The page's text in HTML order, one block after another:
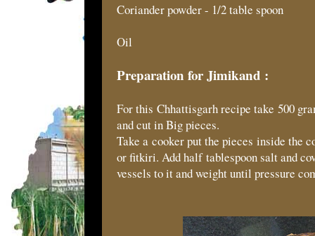
Coriander powder - 1/2 table spoon
Oil
Preparation for Jimikand :
For this Chhattisgarh recipe take 500
and cut in Big pieces.
Take a cooker put the pieces inside the
or fitkiri. Add half tablespoon salt and
vessels to it and weight until pressure